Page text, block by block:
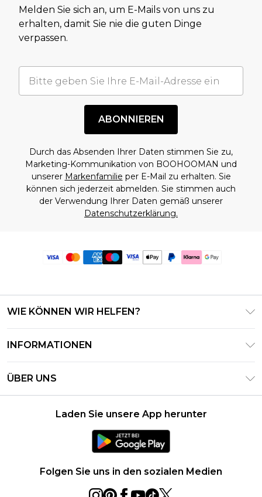
Melden Sie sich an, um E-Mails von uns zu
erhalten, damit Sie nie die guten Dinge
verpassen.
ABONNIEREN
Durch das Absenden Ihrer Daten stimmen Sie zu,
Marketing-Kommunikation von BOOHOOMAN und
unserer Markenfamilie per E-Mail zu erhalten. Sie
können sich jederzeit abmelden. Sie stimmen auch
der Verwendung Ihrer Daten gemäß unserer
Datenschutzerklärung.
WIE KÖNNEN WIR HELFEN?
Meine Bestellung verfolgen & zurücksenden
Lieferoptionen
Rückgaberecht – Aktualisiert Mai 2026
INFORMATIONEN
Geschäftsbedingungen – Aktualisiert Juni 2026
Geschenkkarten-Guthaben
Datenschutzhinweis – Aktualisiert Juni 2026
ÜBER UNS
Erklärung Zur Modernen Sklaverei
Laden Sie unsere App herunter
Folgen Sie uns in den sozialen Medien